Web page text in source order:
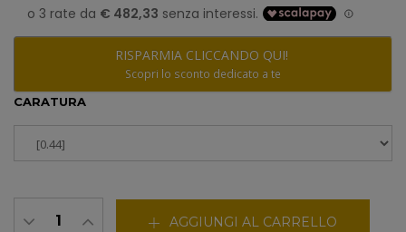
RISPARMIA CLICCANDO QUI!
Scopri lo sconto dedicato a te
CARATURA
AGGIUNGI AL CARRELLO